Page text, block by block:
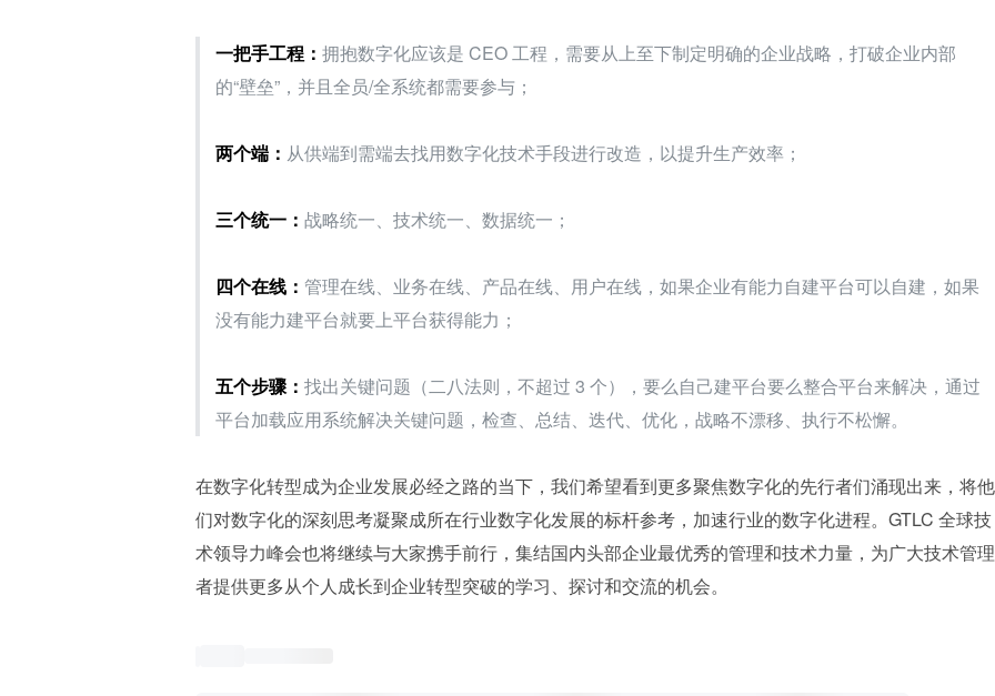
一把手工程： 拥抱数字化应该是 CEO 工程，需要从上至下制定明确的企业战略，打破企业内部
的“壁垒”，并且全员/全系统都需要参与；
两个端： 从供端到需端去找用数字化技术手段进行改造，以提升生产效率；
三个统一： 战略统一、技术统一、数据统一；
四个在线： 管理在线、业务在线、产品在线、用户在线，如果企业有能力自建平台可以自建，如果
没有能力建平台就要上平台获得能力；
五个步骤： 找出关键问题（二八法则，不超过 3 个），要么自己建平台要么整合平台来解决，通过
平台加载应用系统解决关键问题，检查、总结、迭代、优化，战略不漂移、执行不松懈。
在数字化转型成为企业发展必经之路的当下，我们希望看到更多聚焦数字化的先行者们涌现出来，将他
们对数字化的深刻思考凝聚成所在行业数字化发展的标杆参考，加速行业的数字化进程。GTLC 全球技
术领导力峰会也将继续与大家携手前行，集结国内头部企业最优秀的管理和技术力量，为广大技术管理
者提供更多从个人成长到企业转型突破的学习、探讨和交流的机会。